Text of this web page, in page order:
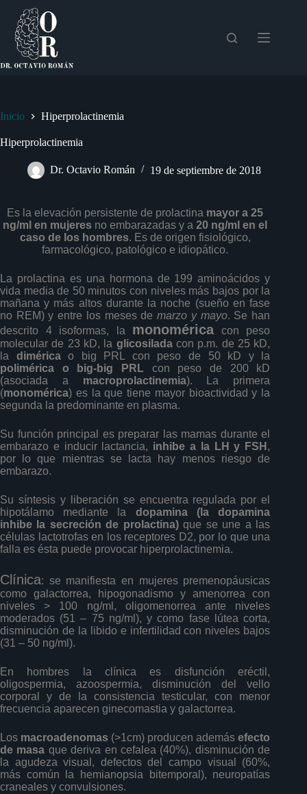
contenido
Inicio Hiperprolactinemia
Hiperprolactinemia
Dr. Octavio Román 19 de septiembre de 2018
Es la elevación persistente de prolactina mayor a 25
ng/ml en mujeres no embarazadas y a20 ng/ml en el
caso de los hombres. Es de origen fisiológico,
farmacológico, patológico e idiopático.
La prolactina es una hormona de 199 aminoácidos y
vida media de 50 minutos con niveles más bajos por la
mañana y más altos durante la noche (sueño en fase
no REM) y entre los meses demarzo y mayo. Se han
descrito 4 isoformas, la monomérica con peso
molecular de 23 kD, la glicosiladacon p.m. de 25 kD,
la diméricao big PRL con peso de 50 kD y la
polimérica o big-big PRL con peso de 200 kD
(asociada a macroprolactinemia). La primera
(monomérica) es la que tiene mayor bioactividad y la
segunda la predominante en plasma.
Su función principal es preparar las mamas durante el
embarazo e inducir lactancia, inhibe a la LH y FSH ,
por lo que mientras se lacta hay menos riesgo de
embarazo.
Su síntesis y liberación se encuentra regulada por el
hipotálamo mediante la dopamina (la dopamina
inhibe la secreción de prolactina)que se une a las
células lactotrofas en los receptores D2, por lo que una
falla es ésta puede provocar hiperprolactinemia.
Clínica: se manifiesta en mujeres premenopáusicas
como galactorrea, hipogonadismo y amenorrea con
niveles > 100 ng/ml, oligomenorrea ante niveles
moderados (51 – 75 ng/ml), y como fase lútea corta,
disminución de la libido e infertilidad con niveles bajos
(31 – 50 ng/ml).
En hombres la clínica es disfunción eréctil,
oligospermia, azoospermia, disminución del vello
corporal y de la consistencia testicular, con menor
frecuencia aparecen ginecomastia y galactorrea.
Los macroadenomas (>1cm) producen ademásefecto
de masa que deriva en cefalea (40%), disminución de
la agudeza visual, defectos del campo visual (60%,
más común la hemianopsia bitemporal), neuropatías
craneales y convulsiones.